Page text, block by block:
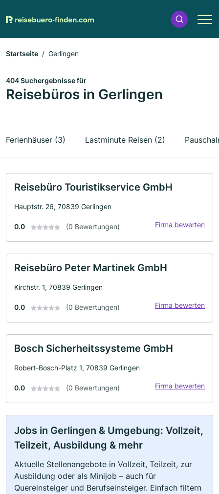
Startseite Gerlingen
404 Suchergebnisse für
Reisebüros in Gerlingen
Ferienhäuser (3) Lastminute Reisen (2)
Reisebüro Touristikservice GmbH
Hauptstr. 26, 70839 Gerlingen
0.0 (0 Bewertungen) Firma bewerten
Reisebüro Peter Martinek GmbH
Kirchstr. 1, 70839 Gerlingen
0.0 (0 Bewertungen) Firma bewerten
Bosch Sicherheitssysteme GmbH
Robert-Bosch-Platz 1, 70839 Gerlingen
0.0 (0 Bewertungen) Firma bewerten
Jobs in Gerlingen & Umgebung: Vollzeit,
Teilzeit, Ausbildung & mehr
Aktuelle Stellenangebote in Vollzeit, Teilzeit, zur
Ausbildung oder als Minijob – auch für
Quereinsteiger und Berufseinsteiger. Einfach filtern